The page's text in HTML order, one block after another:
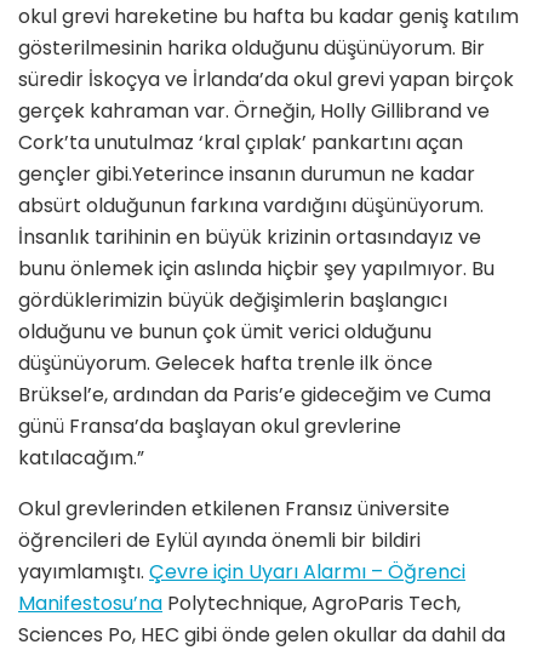
okul grevi hareketine bu hafta bu kadar geniş katılım
gösterilmesinin harika olduğunu düşünüyorum. Bir
süredir İskoçya ve İrlanda’da okul grevi yapan birçok
gerçek kahraman var. Örneğin, Holly Gillibrand ve
Cork’ta unutulmaz ‘kral çıplak’ pankartını açan
gençler gibi.Yeterince insanın durumun ne kadar
absürt olduğunun farkına vardığını düşünüyorum.
İnsanlık tarihinin en büyük krizinin ortasındayız ve
bunu önlemek için aslında hiçbir şey yapılmıyor. Bu
gördüklerimizin büyük değişimlerin başlangıcı
olduğunu ve bunun çok ümit verici olduğunu
düşünüyorum. Gelecek hafta trenle ilk önce
Brüksel’e, ardından da Paris’e gideceğim ve Cuma
günü Fransa’da başlayan okul grevlerine
katılacağım.”
Okul grevlerinden etkilenen Fransız üniversite
öğrencileri de Eylül ayında önemli bir bildiri
yayımlamıştı. Çevre için Uyarı Alarmı – Öğrenci
Manifestosu’na Polytechnique, AgroParis Tech,
Sciences Po, HEC gibi önde gelen okullar da dahil da